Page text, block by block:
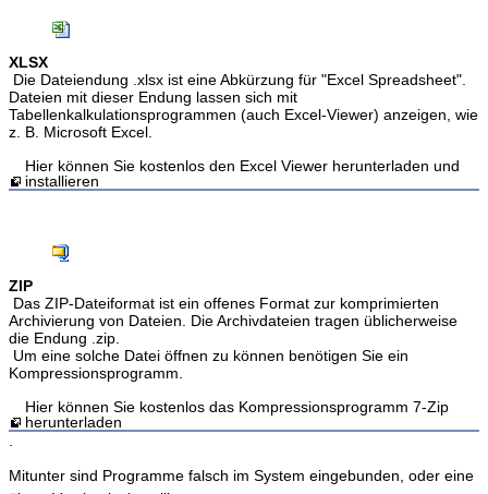
XLSX
Die Dateiendung .xlsx ist eine Abkürzung für "Excel Spreadsheet".
Dateien mit dieser Endung lassen sich mit
Tabellenkalkulationsprogrammen (auch Excel-Viewer) anzeigen, wie
z. B. Microsoft Excel.
Hier können Sie kostenlos den Excel Viewer herunterladen und
installieren
ZIP
Das ZIP-Dateiformat ist ein offenes Format zur komprimierten
Archivierung von Dateien. Die Archivdateien tragen üblicherweise
die Endung .zip.
Um eine solche Datei öffnen zu können benötigen Sie ein
Kompressionsprogramm.
Hier können Sie kostenlos das Kompressionsprogramm 7-Zip
herunterladen
.
Mitunter sind Programme falsch im System eingebunden, oder eine